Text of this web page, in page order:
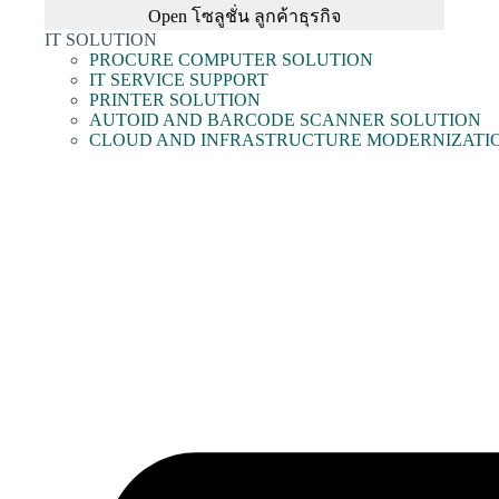
Open โซลูชั่น ลูกค้าธุรกิจ
IT SOLUTION
PROCURE COMPUTER SOLUTION
IT SERVICE SUPPORT
PRINTER SOLUTION
AUTOID AND BARCODE SCANNER SOLUTION
CLOUD AND INFRASTRUCTURE